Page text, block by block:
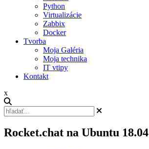
Python
Virtualizácie
Zabbix
Docker
Tvorba
Moja Galéria
Moja technika
IT vtipy
Kontakt
x
Rocket.chat na Ubuntu 18.04